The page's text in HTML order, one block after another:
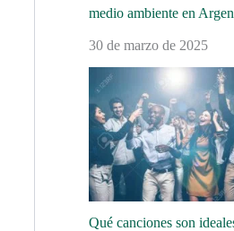
medio ambiente en
30 de marzo de 2025
Qué canciones son